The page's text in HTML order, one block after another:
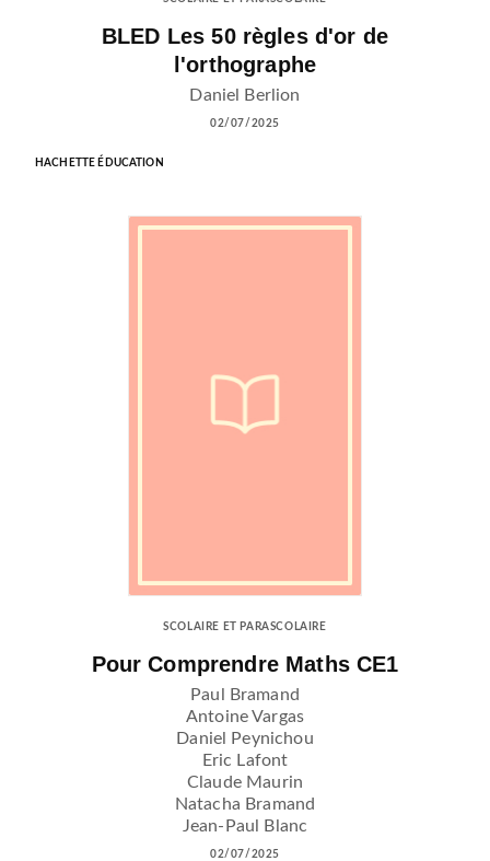
BLED Les 50 règles d'or de
l'orthographe
Daniel Berlion
02/07/2025
HACHETTE ÉDUCATION
SCOLAIRE ET PARASCOLAIRE
Pour Comprendre Maths CE1
Paul Bramand
Antoine Vargas
Daniel Peynichou
Eric Lafont
Claude Maurin
Natacha Bramand
Jean-Paul Blanc
02/07/2025